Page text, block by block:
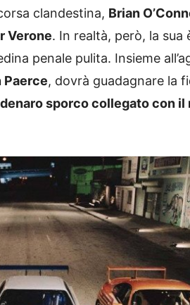
clandestina, Brian
Verone. In realtà, però, la sua
penale pulita. Insieme
Paerce, dovrà guadagnare la
sporco collegato con il